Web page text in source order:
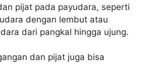
pijat pada payudara, seperti
dengan lembut atau
dari pangkal hingga ujung.
dan pijat juga bisa